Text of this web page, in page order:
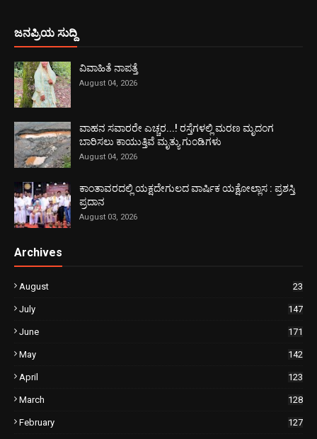
ಜನಪ್ರಿಯ ಸುದ್ದಿ
ವಿವಾಹಿತೆ ನಾಪತ್ತೆ
August 04, 2026
ವಾಹನ ಸವಾರರೇ ಎಚ್ಚರ...! ರಸ್ತೆಗಳಲ್ಲಿ ಮರಣ ಮೃದಂಗ
ಬಾರಿಸಲು ಕಾಯುತ್ತಿವೆ ಮೃತ್ಯು ಗುಂಡಿಗಳು
August 04, 2026
ಕಾಂತಾವರದಲ್ಲಿ ಯಕ್ಷದೇಗುಲದ ವಾರ್ಷಿಕ ಯಕ್ಷೋಲ್ಲಾಸ : ಪ್ರಶಸ್ತಿ
ಪ್ರದಾನ
August 03, 2026
Archives
August 23
July 147
June 171
May 142
April 123
March 128
February 127